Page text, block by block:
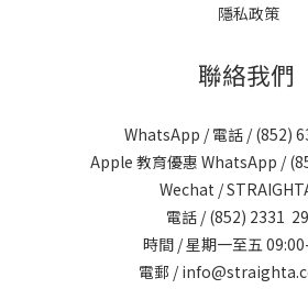
隱私政策
聯絡我們
WhatsApp / 電話 / (852)
Apple 教育優惠 WhatsApp /
Wechat /
電話 / (852) 2331
時間 / 星期一至五
電郵 /